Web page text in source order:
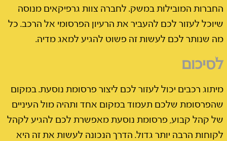
החברות המובילות במשק. לחברה צוות גרפיקאים מנוסה
שיוכל לעזור לכם להעביר את הרעיון הפרסומי אל הרכב. כל
מה שנותר לכם לעשות זה פשוט להגיע למאג מדיה.
לסיכום
מיתוג רכבים יכול לעזור לכם ליצור פרסומת נוסעת. במקום
שהפרסומת שלכם תעמוד במקום אחד ותהיה מול העיניים
של קהל קבוע, פרסומת נוסעת מאפשרת לכם להגיע לקהל
לקוחות הרבה יותר גדול. הדרך הנכונה לעשות את זה היא